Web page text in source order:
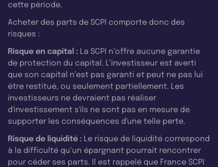
cette période.
Acheter des parts de SCPI comporte donc des
risques :
Risque en capital : La SCPI n’offre aucune garantie
de protection du capital. L’investisseur est averti
que son capital n’est pas garanti et peut ne pas lui
être restitué, ou seulement partiellement. Les
investisseurs ne devraient pas réaliser
d'investissement s'ils ne sont pas en mesure de
supporter les conséquences d'une telle perte.
Risque de liquidité : Le risque de liquidité correspond
à la difficulté qu’un épargnant pourrait rencontrer
pour céder ses parts. Il est rappelé que France SCPI